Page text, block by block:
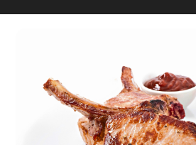
подходит для шашлыка, а мясо